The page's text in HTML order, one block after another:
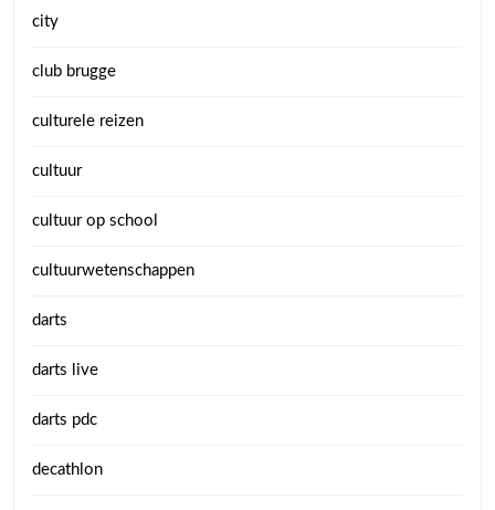
city
club brugge
culturele reizen
cultuur
cultuur op school
cultuurwetenschappen
darts
darts live
darts pdc
decathlon